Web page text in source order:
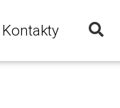
Kontakty